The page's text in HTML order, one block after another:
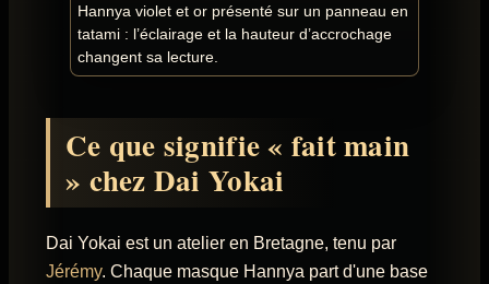
Hannya violet et or présenté sur un panneau en
tatami : l’éclairage et la hauteur d’accrochage
changent sa lecture.
Ce que signifie « fait main
» chez Dai Yokai
Dai Yokai est un atelier en Bretagne, tenu par
Jérémy. Chaque masque Hannya part d'une base